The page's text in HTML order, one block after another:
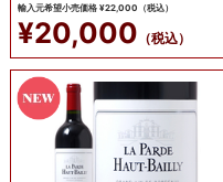
輸入元希望小売価格 ¥22,000（税込）
¥20,000 （税込）